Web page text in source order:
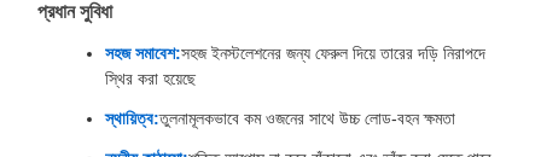
প্রধান সুবিধা
সহজ সমাবেশ:সহজ ইনস্টলেশনের জন্য ফেরুল দিয়ে তারের দড়ি নিরাপদে
স্থির করা হয়েছে
স্থায়িত্ব:তুলনামূলকভাবে কম ওজনের সাথে উচ্চ লোড-বহন ক্ষমতা